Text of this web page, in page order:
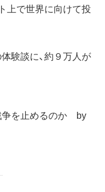
上で世界に向けて投
験談に、約９万人が
争を止めるのか by